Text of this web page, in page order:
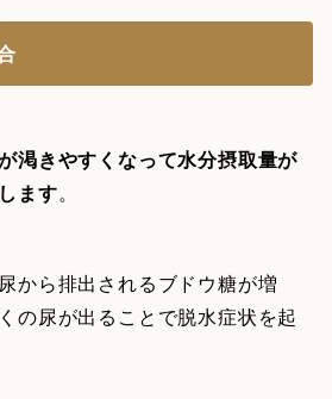
渇きやすくなって水分摂取量が
ます。
から排出されるブドウ糖が増
の尿が出ることで脱水症状を起